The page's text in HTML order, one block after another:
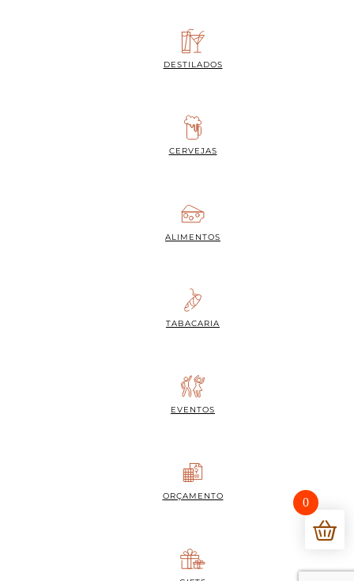
DESTILADOS
CERVEJAS
ALIMENTOS
TABACARIA
EVENTOS
ORÇAMENTO 0